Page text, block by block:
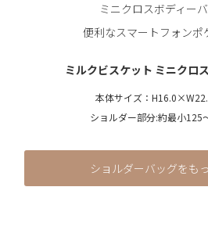
ミニクロスボディーバ
便利なスマートフォンポ
ミルクビスケット ミニクロ
本体サイズ：
ショルダー部分:約最小125
ショルダーバッグをも